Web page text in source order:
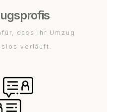
dass Ihr Umzug
verläuft.